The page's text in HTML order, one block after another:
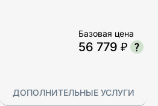
Базовая цена
56 779 ₽
ДОПОЛНИТЕЛЬНЫЕ УСЛУГИ